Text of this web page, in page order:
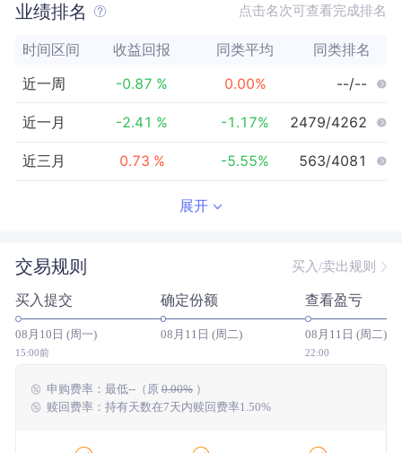
业绩排名 点击名次可查看完成排名
时间区间 收益回报 同类平均 同类排名
近一周 -0.87 % 0.00% --/--
近一月 -2.41 % -1.17% 2479/4262
近三月 0.73 % -5.55% 563/4081
近三年 1397/1789
近五年 -- 0.00% --/--
今年以来 3015/3837
成立以来 13.45%
展开
交易规则 买入/卖出规则
买入提交
08月10日 (周一)
15:00前
确定份额
08月11日 (周二)
查看盈亏
08月11日 (周二)
22:00
申购费率： 最低--（原 0.00%）
赎回费率：持有天数在7天内赎回费率1.50%